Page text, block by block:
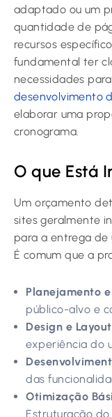
adaptado ou um
quantidade de
recursos
fundamental ter
necessidades
desenvolvimento
elaborar uma
cronograma.
O que Está
Um orçamento
sites geralmente
para a entrega de
É comum que a
Planejamento
público-alvo e
Design e
experiência do
das
Otimização
Estruturação